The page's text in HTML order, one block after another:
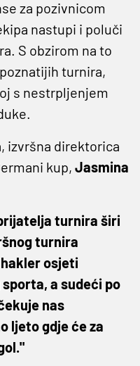
za pozivnicom
nastupi i poluči
S obzirom na to
turnira,
s nestrpljenjem
izvršna direktorica
kup, Jasmina
turnira širi
turnira
hakler osjeti
a sudeći po
nas
ljeto gdje će za